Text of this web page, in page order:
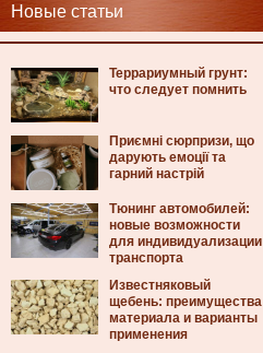
Новые статьи
Террариумный грунт:
что следует помнить
Приємні сюрпризи, що
дарують емоції та
гарний настрій
Тюнинг автомобилей:
новые возможности
для индивидуализации
транспорта
Известняковый
щебень: преимущества
материала и варианты
применения